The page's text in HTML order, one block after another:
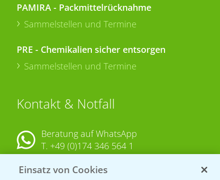
PAMIRA - Packmittelrücknahme
Sammelstellen und Termine
PRE - Chemikalien sicher entsorgen
Sammelstellen und Termine
Kontakt & Notfall
Beratung auf WhatsApp
T. +49 (0)174 346 564 1
KONTAKT
Einsatz von Cookies